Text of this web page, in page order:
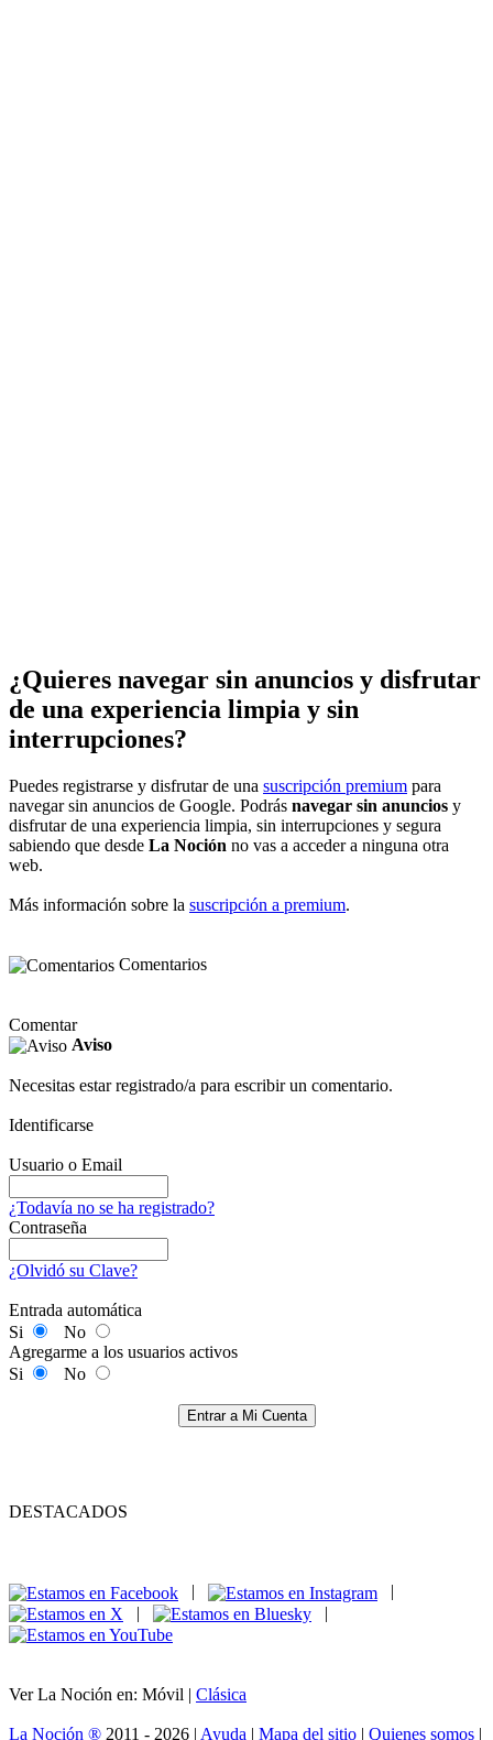
¿Quieres navegar sin anuncios y disfrutar
de una experiencia limpia y sin
interrupciones?
Puedes registrarse y disfrutar de una suscripción premium para
navegar sin anuncios de Google. Podrás navegar sin anuncios y
disfrutar de una experiencia limpia, sin interrupciones y segura
sabiendo que desde La Noción no vas a acceder a ninguna otra
web.
Más información sobre la suscripción a premium.
Comentarios
Comentar
Aviso
Necesitas estar registrado/a para escribir un comentario.
Identificarse
Usuario o Email
¿Todavía no se ha registrado?
Contraseña
¿Olvidó su Clave?
Entrada automática
Si
No
Agregarme a los usuarios activos
Si
No
Entrar a Mi Cuenta
DESTACADOS
|
|
Ver La Noción en: Móvil | Clásica
La Noción ® 2011 - 2026 | Ayuda | Mapa del sitio | Quienes somos |